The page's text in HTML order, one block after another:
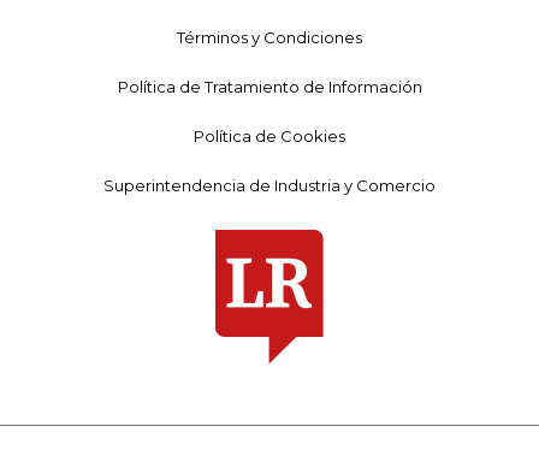
Términos y Condiciones
Política de Tratamiento de Información
Política de Cookies
Superintendencia de Industria y Comercio